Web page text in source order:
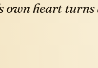
own heart